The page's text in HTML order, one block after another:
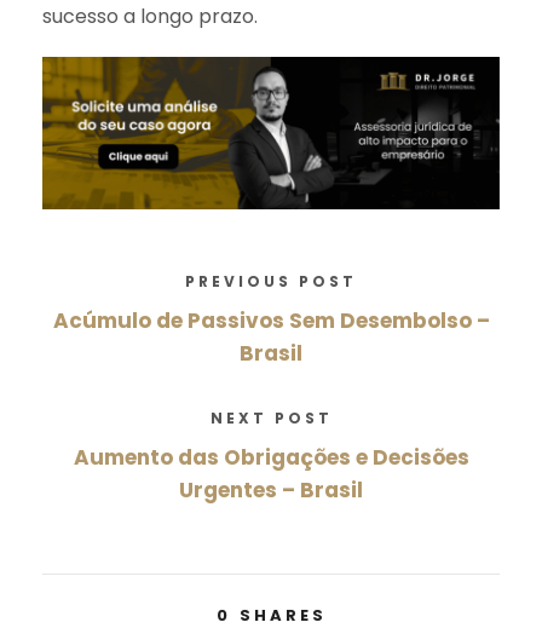
sucesso a longo prazo.
PREVIOUS POST
Acúmulo de Passivos Sem Desembolso –
Brasil
NEXT POST
Aumento das Obrigações e Decisões
Urgentes – Brasil
0 SHARES